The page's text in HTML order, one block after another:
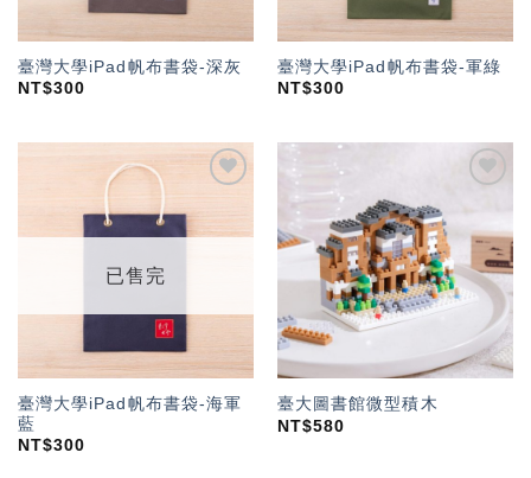
臺灣大學iPad帆布書袋-深灰
NT$300
臺灣大學iPad帆布書袋-軍綠
NT$300
望輕
已售完
臺灣大學iPad帆布書袋-海軍
藍
NT$300
望輕
單」
臺大圖書館微型積木
NT$580